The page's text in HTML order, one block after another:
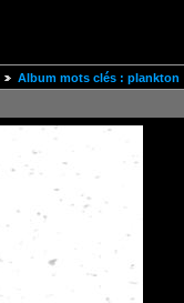
Album mots clés : plankton